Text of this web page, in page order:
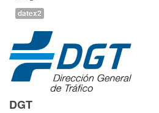
datex2
DGT